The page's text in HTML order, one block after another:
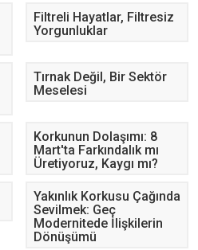
Filtreli Hayatlar, Filtresiz
Yorgunluklar
Tırnak Değil, Bir Sektör
Meselesi
Korkunun Dolaşımı: 8
Mart'ta Farkındalık mı
Üretiyoruz, Kaygı mı?
Yakınlık Korkusu Çağında
Sevilmek: Geç
Modernitede İlişkilerin
Dönüşümü